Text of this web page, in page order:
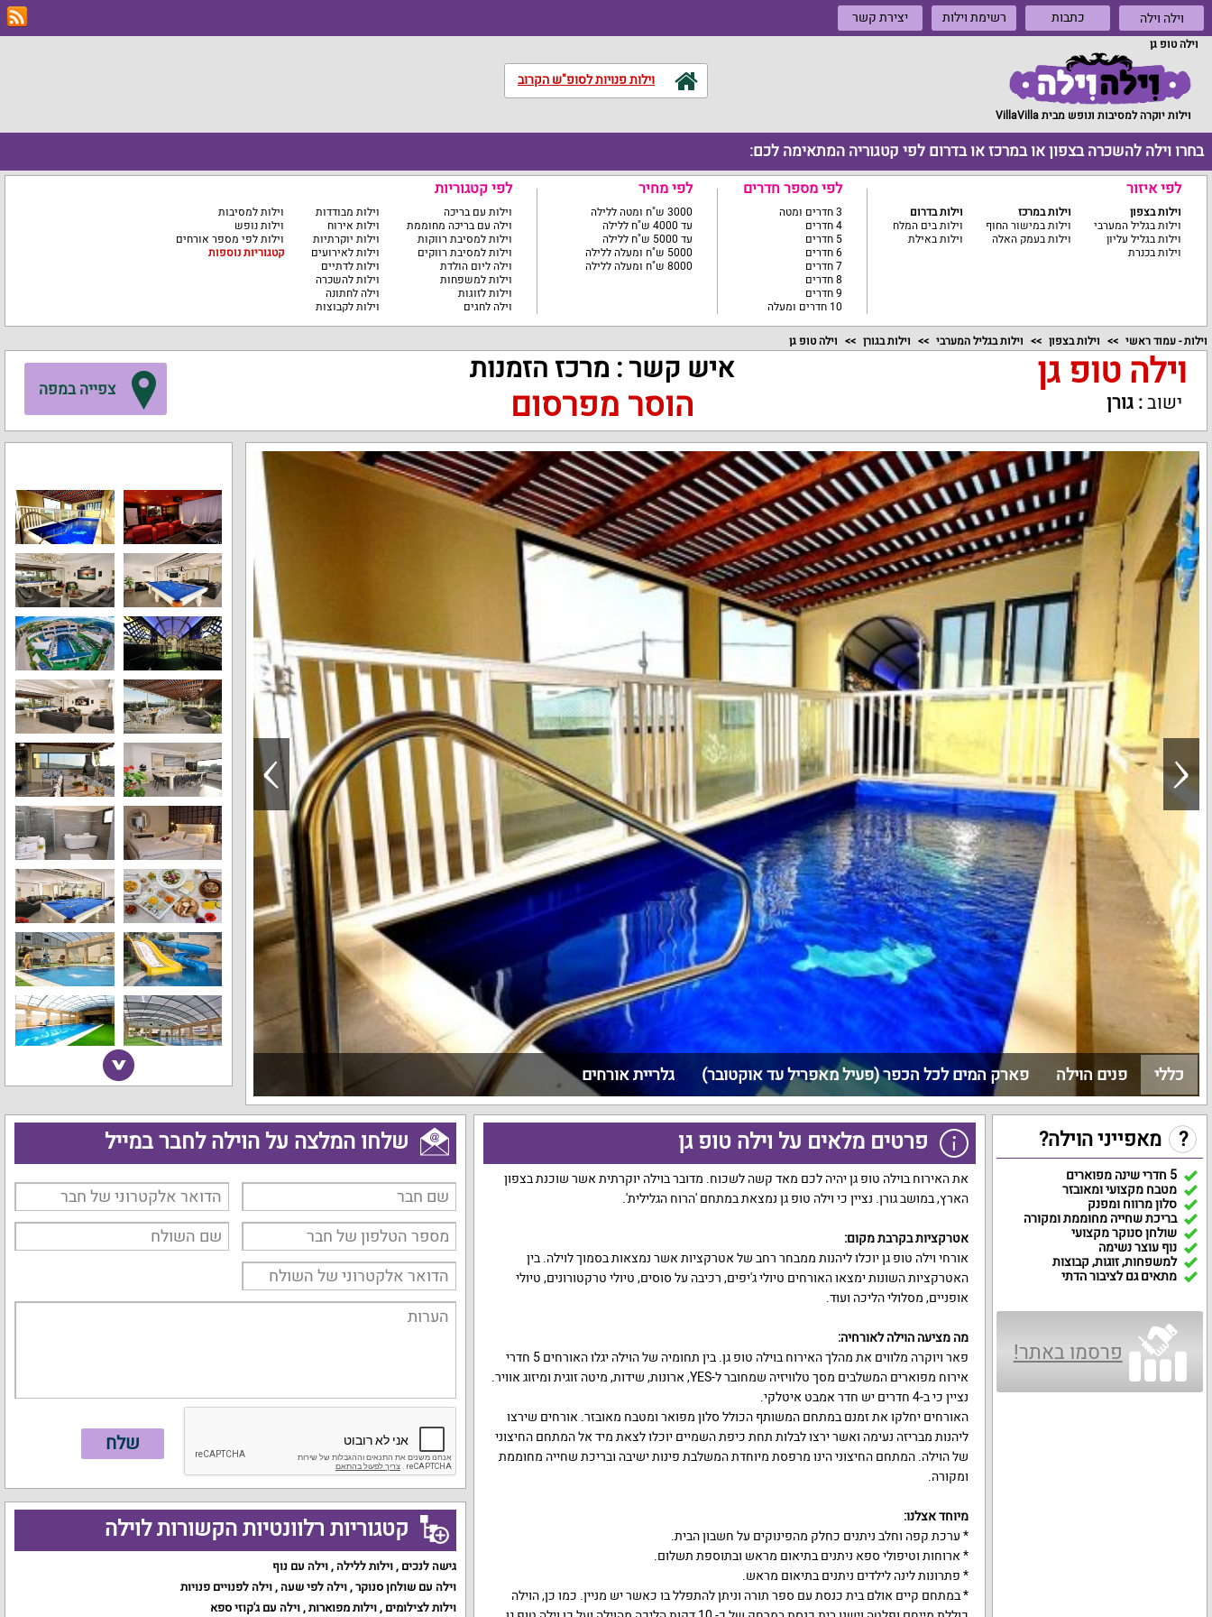
וילה וילה כתבות רשימת וילות יצירת קשר
וילה טופ גן
וילות פנויות לסופ"ש הקרוב
וילות יוקרה למסיבות ונופש מבית VillaVilla
בחרו וילה להשכרה בצפון או במרכז או בדרום לפי קטגוריה המתאימה לכם:
לפי איזור
וילות בצפון
וילות בגליל המערבי
וילות בגליל עליון
וילות בכנרת
וילות במרכז
וילות במישור החוף
וילות בעמק האלה
וילות בדרום
וילות בים המלח
וילות באילת
לפי מספר חדרים
3 חדרים ומטה
4 חדרים
5 חדרים
6 חדרים
7 חדרים
8 חדרים
9 חדרים
10 חדרים ומעלה
לפי מחיר
3000 ש"ח ומטה ללילה
עד 4000 ש"ח ללילה
עד 5000 ש"ח ללילה
5000 ש"ח ומעלה ללילה
8000 ש"ח ומעלה ללילה
לפי קטגוריות
וילות עם בריכה
וילה עם בריכה מחוממת
וילות למסיבת רווקות
וילות למסיבת רווקים
וילה ליום הולדת
וילות למשפחות
וילות לזוגות
וילה לחגים
וילות מבודדות
וילות אירוח
וילות יוקרתיות
וילות לאירועים
וילות לדתיים
וילות להשכרה
וילה לחתונה
וילות לקבוצות
וילות למסיבות
וילות נופש
וילות לפי מספר אורחים
קטגוריות נוספות
וילות - עמוד ראשי וילות בצפון וילות בגליל המערבי וילות בגורן וילה טופ גן
צפייה במפה וילה טופ גן
ישוב: גורן
איש קשר : מרכז הזמנות
הוסר מפרסום
כללי פנים הוילה פארק המים לכל הכפר (פעיל מאפריל עד אוקטובר) גלריית אורחים
? מאפייני הוילה?
5 חדרי שינה מפוארים
מטבח מקצועי ומאובזר
סלון מרווח ומפנק
בריכת שחייה מחוממת ומקורה
שולחן סנוקר מקצועי
נוף עוצר נשימה
למשפחות, זוגות, קבוצות
מתאים גם לציבור הדתי
פרסמו באתר!
פרטים מלאים על וילה טופ גן
את האירוח בוילה טופ גן יהיה לכם מאד קשה לשכוח. מדובר בוילה יוקרתית אשר שוכנת בצפון
הארץ, במושב גורן. נציין כי וילה טופ גן נמצאת במתחם 'הרוח הגלילית'.
אטרקציות בקרבת מקום:
אורחי וילה טופ גן יוכלו ליהנות ממבחר רחב של אטרקציות אשר נמצאות בסמוך לוילה. בין
האטרקציות השונות ימצאו האורחים טיולי ג'יפים, רכיבה על סוסים, טיולי טרקטורונים, טיולי
אופניים, מסלולי הליכה ועוד.
מה מציעה הוילה לאורחיה:
פאר ויוקרה מלווים את מהלך האירוח בוילה טופ גן. בין תחומיה של הוילה יגלו האורחים 5 חדרי
אירוח מפוארים המשלבים מסך טלוויזיה שמחובר ל-YES, ארונות, שידות, מיטה זוגית ומיזוג אוויר.
נציין כי ב-4 חדרים יש חדר אמבט איטלקי.
האורחים יחלקו את זמנם במתחם המשותף הכולל סלון מפואר ומטבח מאובזר. אורחים שירצו
ליהנות מבריזה נעימה ואשר ירצו לבלות תחת כיפת השמיים יוכלו לצאת מיד אל המתחם החיצוני
של הוילה. המתחם החיצוני הינו מרפסת מיוחדת המשלבת פינות ישיבה ובריכת שחייה מחוממת
ומקורה.
מיוחד אצלנו:
* ערכת קפה וחלב ניתנים כחלק מהפינוקים על חשבון הבית.
* ארוחות וטיפולי ספא ניתנים בתיאום מראש ובתוספת תשלום.
* פתרונות לינה לילדים ניתנים בתיאום מראש.
* במתחם קיים אולם בית כנסת עם ספר תורה וניתן להתפלל בו כאשר יש מניין. כמו כן, הוילה
שלחו המלצה על הוילה לחבר במייל
קטגוריות רלוונטיות הקשורות לוילה
גישה לנכים ,וילות ללילה ,וילה עם נוף
וילה עם שולחן סנוקר,וילה לפי שעה ,וילה לפנויים פנויות
וילות לצילומים ,וילות מפוארות,וילה עם ג'קוזי ספא